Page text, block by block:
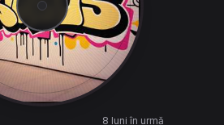
8 luni în urmă